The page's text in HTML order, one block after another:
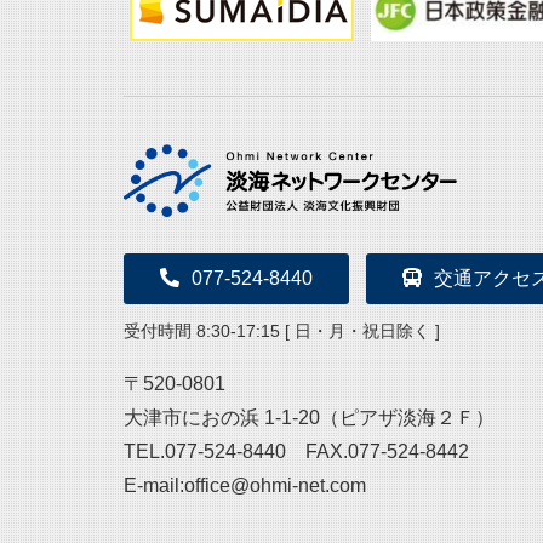
077-524-8440 交通アクセ
受付時間 8:30-17:15 [ 日・月・祝日除く ]
〒520-0801
大津市におの浜 1-1-20（ピアザ淡海２Ｆ）
TEL.077-524-8440 FAX.077-524-8442
E-mail:office@ohmi-net.com